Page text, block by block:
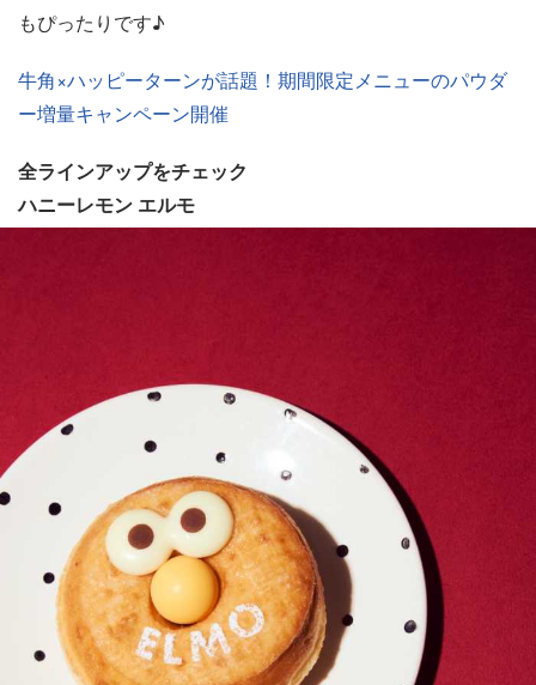
もぴったりです♪
牛角×ハッピーターンが話題！期間限定メニューのパウダ
ー増量キャンペーン開催
全ラインアップをチェック
ハニーレモン エルモ